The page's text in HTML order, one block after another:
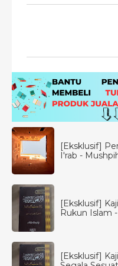
[Eksklusif]
I'rab -
[Eksklusif]
Rukun Islam
[Eksklusif]